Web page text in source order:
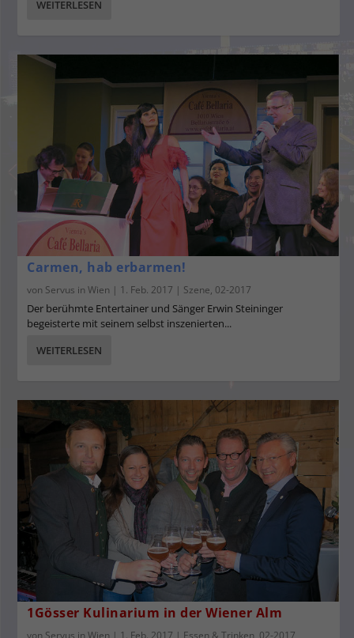
WEITERLESEN
Carmen, hab erbarmen!
von Servus in Wien | 1. Feb. 2017 | Szene, 02-2017
Der berühmte Entertainer und Sänger Erwin Steininger
begeisterte mit seinem selbst inszenierten...
WEITERLESEN
1Gösser Kulinarium in der Wiener Alm
von Servus in Wien | 1. Feb. 2017 | Essen & Trinken 02-2017